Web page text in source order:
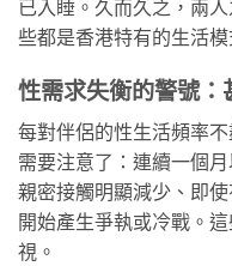
已入睡。久而久之，兩
些都是香港特有的生活
性需求失衡的警號：
每對伴侶的性生活頻率
需要注意了：連續一個
親密接觸明顯減少、即
開始產生爭執或冷戰。
視。